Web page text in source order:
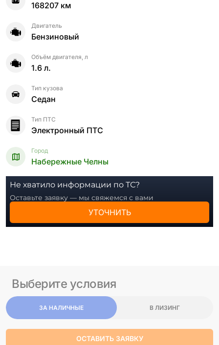
168207 км
Двигатель
Бензиновый
Объём двигателя, л
1.6 л.
Тип кузова
Седан
Тип ПТС
Электронный ПТС
Город
Набережные Челны
Не хватило информации по ТС?
Оставьте заявку — мы свяжемся с вами
УТОЧНИТЬ
Выберите условия
ЗА НАЛИЧНЫЕ В ЛИЗИНГ
ОСТАВИТЬ ЗАЯВКУ